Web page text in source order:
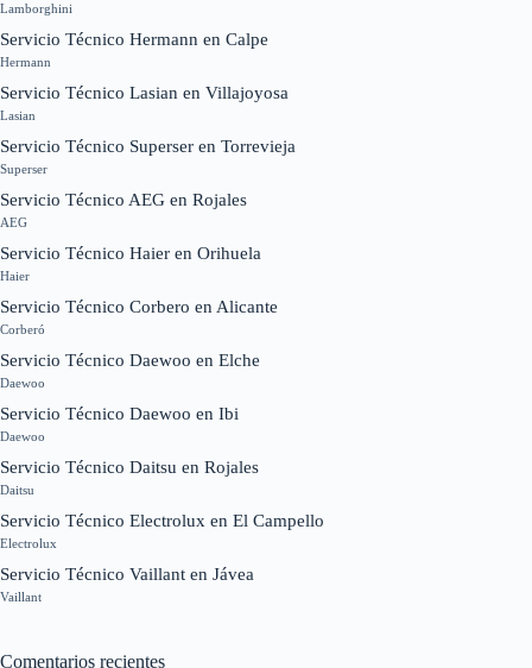
Lamborghini
Servicio Técnico Hermann en Calpe
Hermann
Servicio Técnico Lasian en Villajoyosa
Lasian
Servicio Técnico Superser en Torrevieja
Superser
Servicio Técnico AEG en Rojales
AEG
Servicio Técnico Haier en Orihuela
Haier
Servicio Técnico Corbero en Alicante
Corberó
Servicio Técnico Daewoo en Elche
Daewoo
Servicio Técnico Daewoo en Ibi
Daewoo
Servicio Técnico Daitsu en Rojales
Daitsu
Servicio Técnico Electrolux en El Campello
Electrolux
Servicio Técnico Vaillant en Jávea
Vaillant
Comentarios recientes